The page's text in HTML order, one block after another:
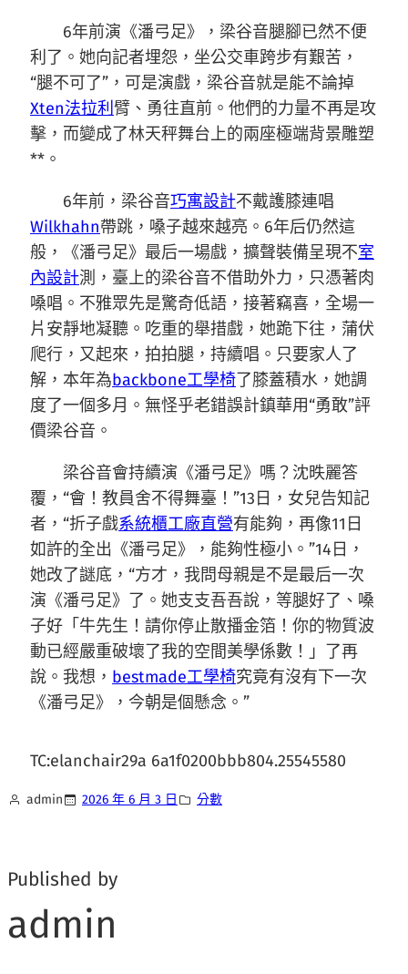
6年前演《潘弓足》，梁谷音腿腳已然不便
利了。她向記者埋怨，坐公交車跨步有艱苦，
“腿不可了”，可是演戲，梁谷音就是能不論掉
Xten法拉利 臂、勇往直前。他們的力量不再是攻
擊，而變成了林天秤舞台上的兩座極端背景雕塑
**。
6年前，梁谷音巧寓設計不戴護膝連唱
Wilkhahn帶跳，嗓子越來越亮。6年后仍然這
般，《潘弓足》最后一場戲，擴聲裝備呈現不室
內設計測，臺上的梁谷音不借助外力，只憑著肉
嗓唱。不雅眾先是驚奇低語，接著竊喜，全場一
片安靜地凝聽。吃重的舉措戲，她跪下往，蒲伏
爬行，又起來，拍拍腿，持續唱。只要家人了
解，本年為backbone工學椅了膝蓋積水，她調
度了一個多月。無怪乎老錯誤計鎮華用“勇敢”評
價梁谷音。
梁谷音會持續演《潘弓足》嗎？沈昳麗答
覆，“會！教員舍不得舞臺！”13日，女兒告知記
者，“折子戲系統櫃工廠直營有能夠，再像11日
如許的全出《潘弓足》，能夠性極小。”14日，
她改了謎底，“方才，我問母親是不是最后一次
演《潘弓足》了。她支支吾吾說，等腿好了、嗓
子好「牛先生！請你停止散播金箔！你的物質波
動已經嚴重破壞了我的空間美學係數！」了再
說。我想， bestmade工學椅究竟有沒有下一次
《潘弓足》，今朝是個懸念。”
TC:elanchair29a 6a1f0200bbb804.25545580
admin 2026 年 6 月 3 日 分數
Published by
admin